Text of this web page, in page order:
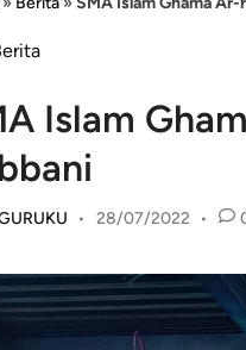
Islam
• 28/07/2022 •